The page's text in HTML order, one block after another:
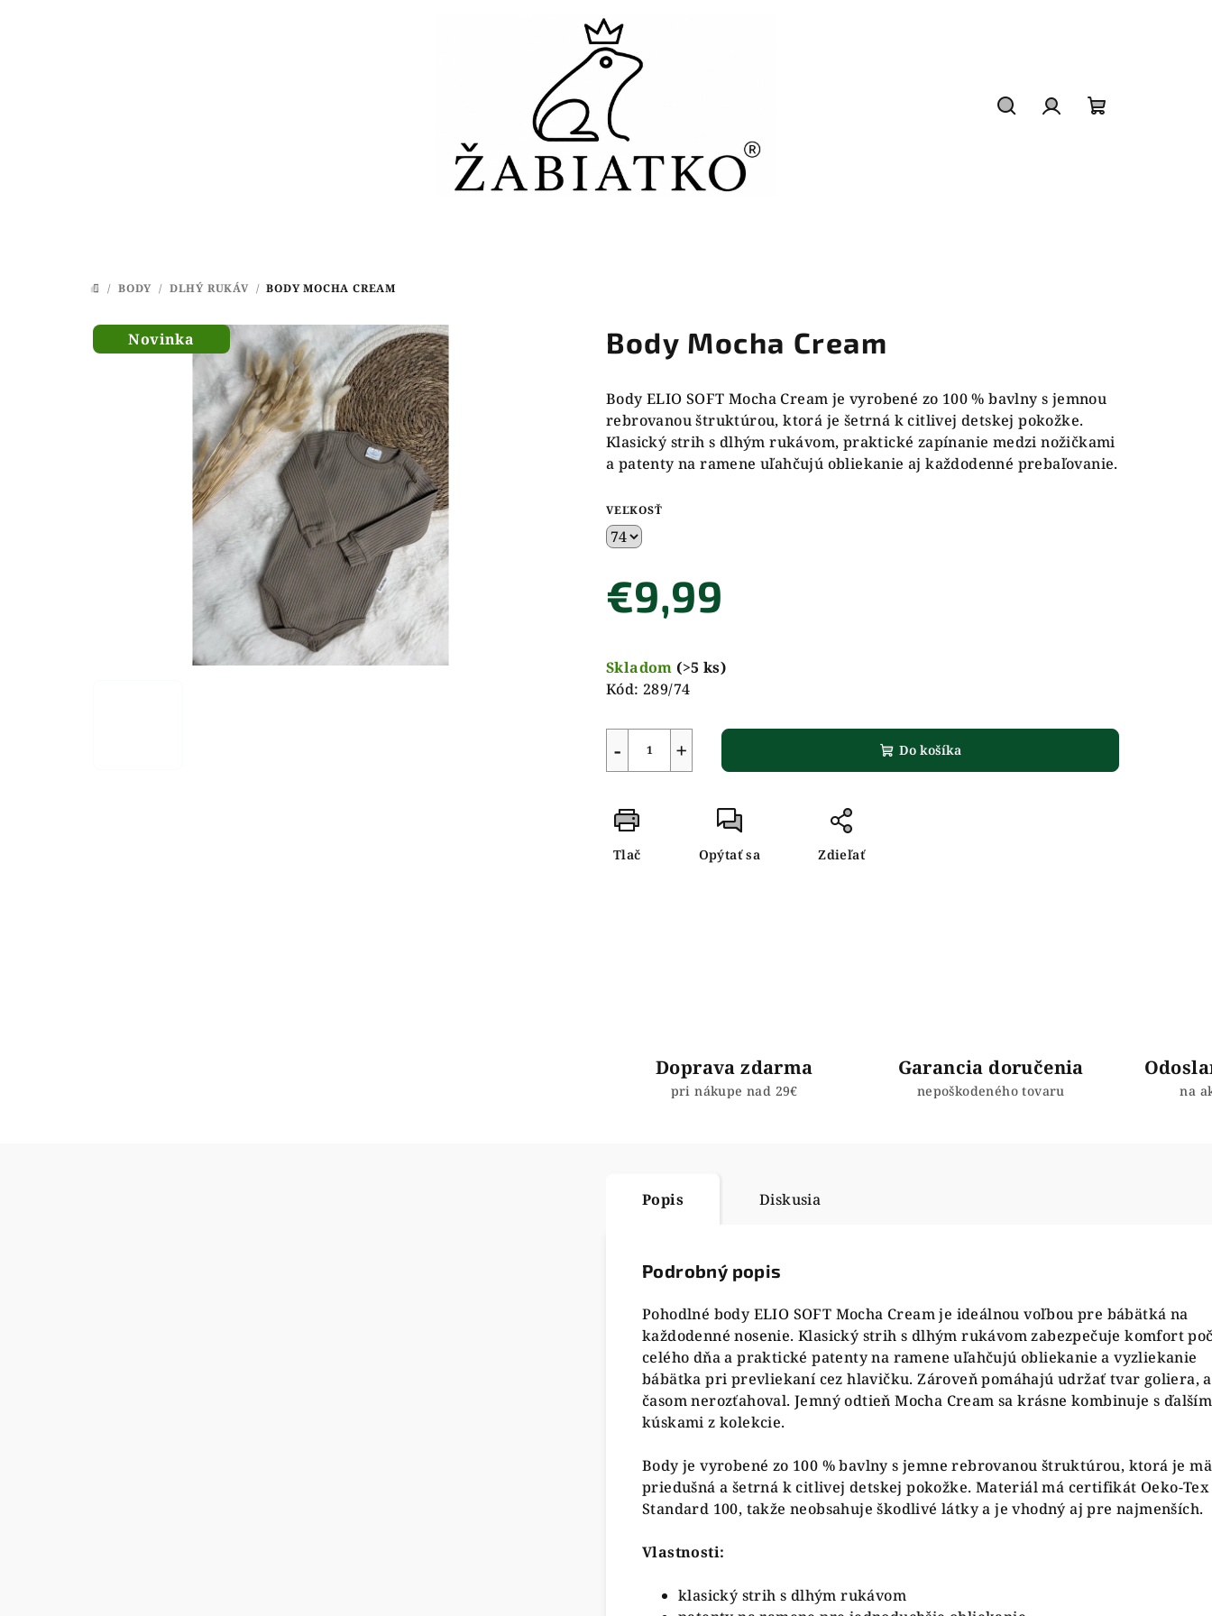
DOMOV
/ BODY / DLHÝ RUKÁV / BODY MOCHA CREAM
Body Mocha Cream
Body ELIO SOFT Mocha Cream je vyrobené zo 100 % bavlny s jemnou
rebrovanou štruktúrou, ktorá je šetrná k citlivej detskej pokožke.
Klasický strih s dlhým rukávom, praktické zapínanie medzi nožičkami
a patenty na ramene uľahčujú obliekanie aj každodenné prebaľovanie.
VEĽKOSŤ
€9,99
cena:
Skladom (>5 ks)
Kód: 289/74
+
− Do košíka
Tlač Opýtať sa Zdieľať
Novinka
Doprava zdarma
pri nákupe nad 29€
Garancia doručenia
nepoškodeného tovaru na
Popis Diskusia
Podrobný popis
Pohodlné body ELIO SOFT Mocha Cream je ideálnou voľbou pre bábätká na
každodenné nosenie. Klasický strih s dlhým rukávom zabezpečuje komfort
celého dňa a praktické patenty na ramene uľahčujú obliekanie a vyzliekanie
bábätka pri prevliekaní cez hlavičku. Zároveň pomáhajú udržať tvar goliera,
časom nerozťahoval. Jemný odtieň Mocha Cream sa krásne kombinuje s
kúskami z kolekcie.
Body je vyrobené zo 100 % bavlny s jemne rebrovanou štruktúrou, ktorá je
priedušná a šetrná k citlivej detskej pokožke. Materiál má certifikát Oeko-Tex
Standard 100, takže neobsahuje škodlivé látky a je vhodný aj pre najmenších.
Vlastnosti:
klasický strih s dlhým rukávom